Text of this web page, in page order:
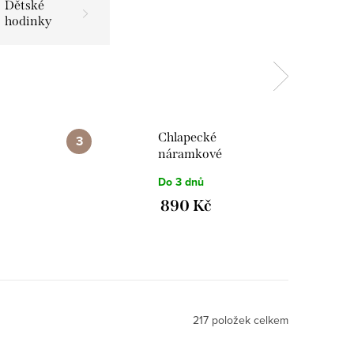
Dětské
hodinky
Chlapecké
náramkové
motivem florbalu
JVD J7234.1 černé
Do 3 dnů
890 Kč
217 položek celkem